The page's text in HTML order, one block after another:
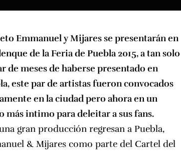
Emmanuel y Mijares se presentarán en
de la Feria de Puebla 2015, a tan solo
de meses de haberse presentado en
este par de artistas fueron convocados
en la ciudad pero ahora en un
más intimo para deleitar a sus fans.
gran producción regresan aPuebla,
& Mijares como parte del Cartel del